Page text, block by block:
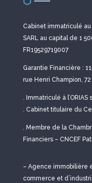
Cabinet immatriculé au
SARL au capital de 1
FR19529719007
Garantie Financière :
rue Henri Champion,
. Immatriculé à l’ORIAS
. Cabinet titulaire du
. Membre de la
Financiers – CNCEF
– Agence immobilière
commerce et